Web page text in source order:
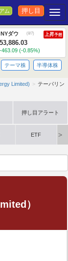
ム 押し目
NYダウ (8/7) 上昇予想
53,886.03
-463.09 (-0.85%)
テーマ株 半導体株
Limited)
テーパリン
押し目アラート
ETF
）